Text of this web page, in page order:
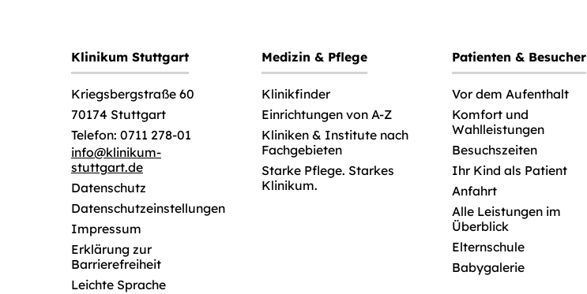
Klinikum Stuttgart
Kriegsbergstraße 60
70174 Stuttgart
Telefon: 0711 278-01
info@klinikum-
stuttgart.de
Datenschutz
Datenschutzeinstellungen
Impressum
Erklärung zur
Barrierefreiheit
Leichte Sprache
Medizin & Pflege
Klinikfinder
Einrichtungen von A-Z
Kliniken & Institute nach
Fachgebieten
Starke Pflege. Starkes
Klinikum.
Patienten & Besucher
Vor dem Aufenthalt
Komfort und
Wahlleistungen
Besuchszeiten
Ihr Kind als Patient
Anfahrt
Alle Leistungen im
Überblick
Elternschule
Babygalerie